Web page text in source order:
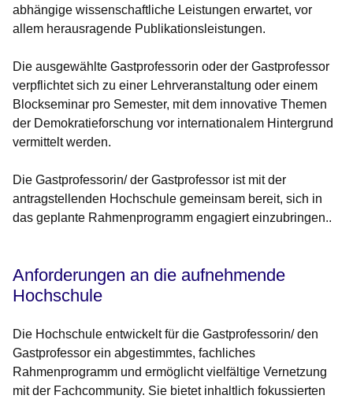
abhängige wissenschaftliche Leistungen erwartet, vor
allem herausragende Publikationsleistungen.
Die ausgewählte Gastprofessorin oder der Gastprofessor
verpflichtet sich zu einer Lehrveranstaltung oder einem
Blockseminar pro Semester, mit dem innovative Themen
der Demokratieforschung vor internationalem Hintergrund
vermittelt werden.
Die Gastprofessorin/ der Gastprofessor ist mit der
antragstellenden Hochschule gemeinsam bereit, sich in
das geplante Rahmenprogramm engagiert einzubringen..
Anforderungen an die aufnehmende
Hochschule
Die Hochschule entwickelt für die Gastprofessorin/ den
Gastprofessor ein abgestimmtes, fachliches
Rahmenprogramm und ermöglicht vielfältige Vernetzung
mit der Fachcommunity. Sie bietet inhaltlich fokussierten